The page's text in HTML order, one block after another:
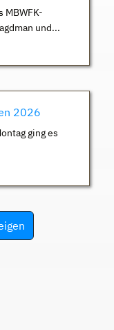
MBWFK-
und...
2026
ging es